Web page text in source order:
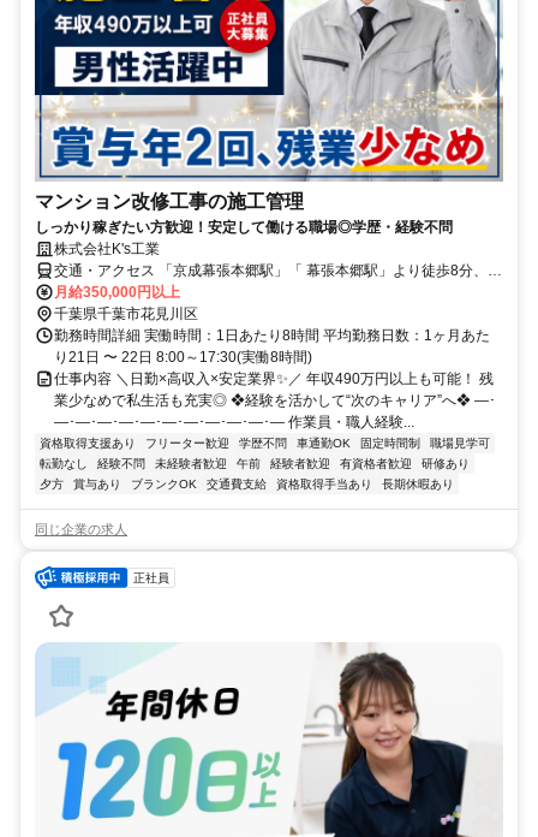
マンション改修工事の施工管理
しっかり稼ぎたい方歓迎！安定して働ける職場◎学歴・経験不問
株式会社K's工業
交通・アクセス 「京成幕張本郷駅」「 幕張本郷駅」より徒歩8分、
「京成大久保駅」より徒歩21分
月給350,000円以上
千葉県千葉市花見川区
勤務時間詳細 実働時間：1日あたり8時間 平均勤務日数：1ヶ月あた
り21日 〜 22日 8:00～17:30(実働8時間)
仕事内容 ＼日勤×高収入×安定業界✨／ 年収490万円以上も可能！ 残
業少なめで私生活も充実◎ ❖経験を活かして“次のキャリア”へ❖ ―･
―･―･―･―･―･―･―･―･―･―･― 作業員・職人経験...
資格取得支援あり フリーター歓迎 学歴不問 車通勤OK 固定時間制
職場見学可
転勤なし
経験不問 未経験者歓迎 午前 経験者歓迎 有資格者歓迎
研修あり
夕方
賞与あり ブランクOK 交通費支給 資格取得手当あり 長期休暇あり
同じ企業の求人
正社員